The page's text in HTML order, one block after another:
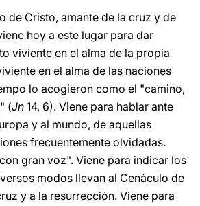
de Cristo, amante de la cruz y de
hoy a este lugar para dar
viviente en el alma de la propia
en el alma de las naciones
lo acogieron como el "camino,
(Jn 14, 6). Viene para hablar ante
y al mundo, de aquellas
frecuentemente olvidadas.
gran voz". Viene para indicar los
modos llevan al Cenáculo de
y a la resurrección. Viene para